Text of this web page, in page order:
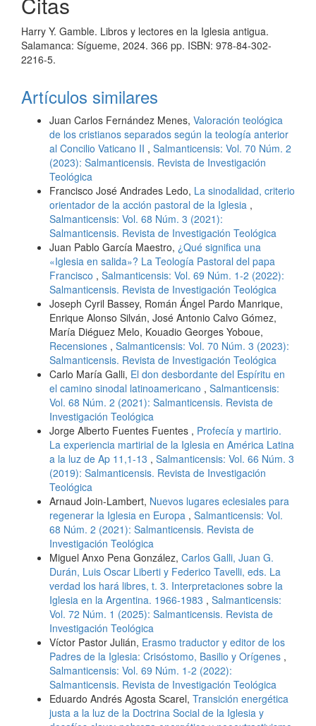
Harry Y. Gamble. Libros y lectores en la Iglesia antigua.
Salamanca: Sígueme, 2024. 366 pp. ISBN: 978-84-302-
2216-5.
Artículos similares
Juan Carlos Fernández Menes, Valoración teológica
de los cristianos separados según la teología anterior
al Concilio Vaticano II , Salmanticensis: Vol. 70 Núm. 2
(2023): Salmanticensis. Revista de Investigación
Teológica
Francisco José Andrades Ledo, La sinodalidad, criterio
orientador de la acción pastoral de la Iglesia ,
Salmanticensis: Vol. 68 Núm. 3 (2021):
Salmanticensis. Revista de Investigación Teológica
Juan Pablo García Maestro, ¿Qué significa una
«Iglesia en salida»? La Teología Pastoral del papa
Francisco , Salmanticensis: Vol. 69 Núm. 1-2 (2022):
Salmanticensis. Revista de Investigación Teológica
Joseph Cyril Bassey, Román Ángel Pardo Manrique,
Enrique Alonso Silván, José Antonio Calvo Gómez,
María Diéguez Melo, Kouadio Georges Yoboue,
Recensiones , Salmanticensis: Vol. 70 Núm. 3 (2023):
Salmanticensis. Revista de Investigación Teológica
Carlo María Galli, El don desbordante del Espíritu en
el camino sinodal latinoamericano , Salmanticensis:
Vol. 68 Núm. 2 (2021): Salmanticensis. Revista de
Investigación Teológica
Jorge Alberto Fuentes Fuentes , Profecía y martirio.
La experiencia martirial de la Iglesia en América Latina
a la luz de Ap 11,1-13 , Salmanticensis: Vol. 66 Núm. 3
(2019): Salmanticensis. Revista de Investigación
Teológica
Arnaud Join-Lambert, Nuevos lugares eclesiales para
regenerar la Iglesia en Europa , Salmanticensis: Vol.
68 Núm. 2 (2021): Salmanticensis. Revista de
Investigación Teológica
Miguel Anxo Pena González, Carlos Galli, Juan G.
Durán, Luis Oscar Liberti y Federico Tavelli, eds. La
verdad los hará libres, t. 3. Interpretaciones sobre la
Iglesia en la Argentina. 1966-1983 , Salmanticensis:
Vol. 72 Núm. 1 (2025): Salmanticensis. Revista de
Investigación Teológica
Víctor Pastor Julián, Erasmo traductor y editor de los
Padres de la Iglesia: Crisóstomo, Basilio y Orígenes ,
Salmanticensis: Vol. 69 Núm. 1-2 (2022):
Salmanticensis. Revista de Investigación Teológica
Eduardo Andrés Agosta Scarel, Transición energética
justa a la luz de la Doctrina Social de la Iglesia y